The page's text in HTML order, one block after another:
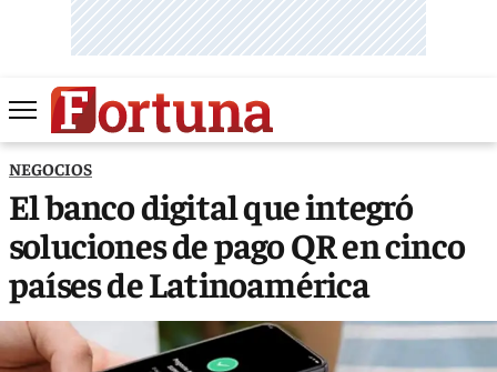
NEGOCIOS
El banco digital que integró
soluciones de pago QR en cinco
países de Latinoamérica